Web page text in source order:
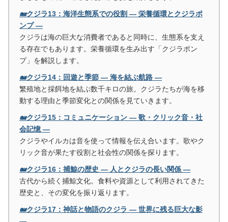
🐋クジラ13：海洋生態系での役割 ― 栄養循環とクジラポ
ンプ ―
クジラは海の巨大な消費者であると同時に、生態系を支え
る存在でもあります。栄養循環を生み出す「クジラポン
プ」を解説します。
🐋クジラ14：回遊と季節 ― 海を結ぶ航路 ―
繁殖地と採餌地を結ぶ数千キロの旅。クジラたちが海を移
動する理由と季節変化との関係を見ていきます。
🐋クジラ15：コミュニケーション ― 歌・クリック音・社
会記憶 ―
クジラやイルカは音を使って情報を伝え合います。歌やク
リック音が果たす役割と社会性の関係を探ります。
🐋クジラ16：捕鯨の歴史 ― 人とクジラの長い関係 ―
古代から続く捕鯨文化。食料や資源として利用されてきた
歴史と、その変化を振り返ります。
🐋クジラ17：神話と物語のクジラ ― 世界に残る巨大な影